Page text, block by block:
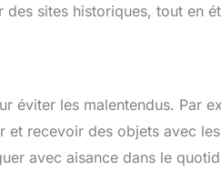
sites historiques, tout en
éviter les malentendus. Par
et recevoir des objets avec
avec aisance dans le